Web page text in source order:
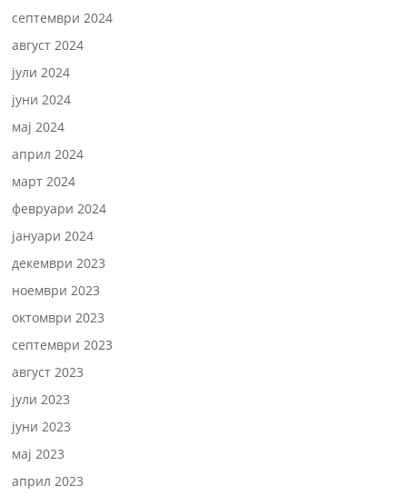
септември 2024
август 2024
јули 2024
јуни 2024
мај 2024
април 2024
март 2024
февруари 2024
јануари 2024
декември 2023
ноември 2023
октомври 2023
септември 2023
август 2023
јули 2023
јуни 2023
мај 2023
април 2023